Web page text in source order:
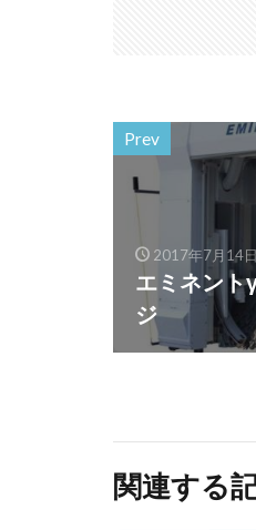
Prev
2017年7月14
エミネン
ジ
関連する